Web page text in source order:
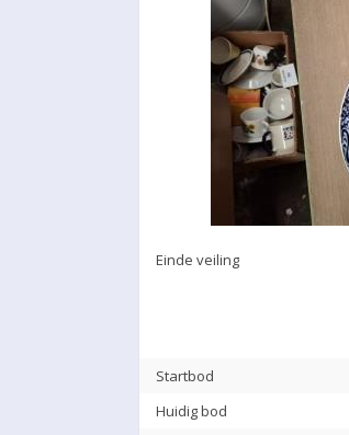
Einde veiling
Startbod
Huidig bod